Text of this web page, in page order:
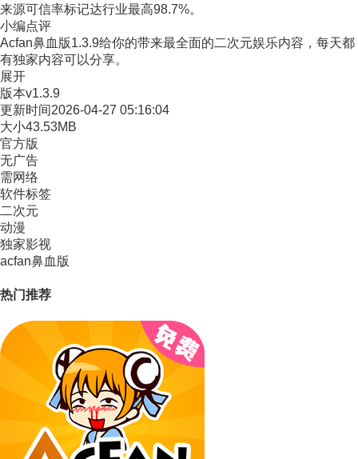
来源可信率标记达行业最高98.7%。
小编点评
Acfan鼻血版1.3.9给你的带来最全面的二次元娱乐内容，每天都
有独家内容可以分享。
展开
版本v1.3.9
更新时间2026-04-27 05:16:04
大小43.53MB
官方版
无广告
需网络
软件标签
二次元
动漫
独家影视
acfan鼻血版
热门推荐